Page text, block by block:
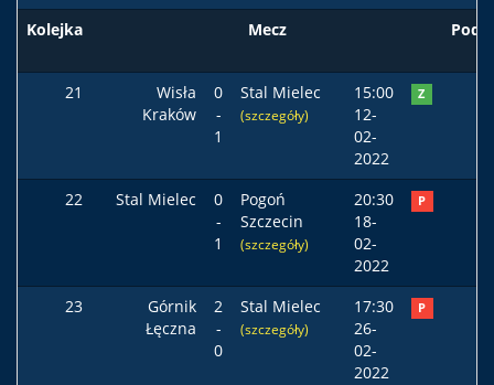
Kolejka Mecz Podst
21
Wisła
Kraków
0
-
1
Stal Mielec
(szczegóły)
15:00
12-
02-
2022
Z
22 Stal Mielec
0
-
1
Pogoń
Szczecin
(szczegóły)
20:30
18-
02-
2022
P
23
Górnik
Łęczna
2
-
0
Stal Mielec
(szczegóły)
17:30
26-
02-
2022
P